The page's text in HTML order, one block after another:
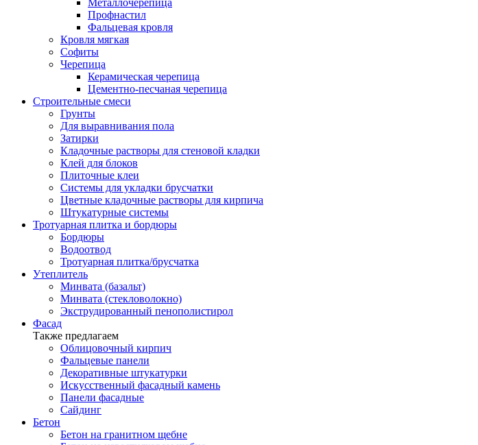
Металлочерепица
Профнастил
Фальцевая кровля
Кровля мягкая
Софиты
Черепица
Керамическая черепица
Цементно-песчаная черепица
Строительные смеси
Грунты
Для выравнивания пола
Затирки
Кладочные растворы для стеновой кладки
Клей для блоков
Плиточные клеи
Системы для укладки брусчатки
Цветные кладочные растворы для кирпича
Штукатурные системы
Тротуарная плитка и бордюры
Бордюры
Водоотвод
Тротуарная плитка/брусчатка
Утеплитель
Минвата (базальт)
Минвата (стекловолокно)
Экструдированный пенополистирол
Фасад
Также предлагаем
Облицовочный кирпич
Фальцевые панели
Декоративные штукатурки
Искусственный фасадный камень
Панели фасадные
Сайдинг
Бетон
Бетон на гранитном щебне